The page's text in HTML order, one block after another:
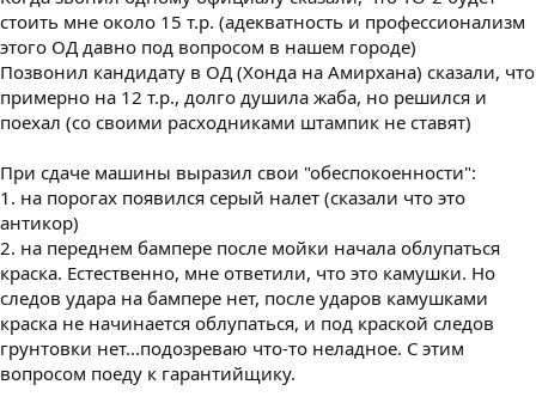
стоить мне около 15 т.р. (адекватность и профессионализм
этого ОД давно под вопросом в нашем городе)
Позвонил кандидату в ОД (Хонда на Амирхана) сказали, что
примерно на 12 т.р., долго душила жаба, но решился и
поехал (со своими расходниками штампик не ставят)
При сдаче машины выразил свои "обеспокоенности":
1. на порогах появился серый налет (сказали что это
антикор)
2. на переднем бампере после мойки начала облупаться
краска. Естественно, мне ответили, что это камушки. Но
следов удара на бампере нет, после ударов камушками
краска не начинается облупаться, и под краской следов
грунтовки нет...подозреваю что-то неладное. С этим
вопросом поеду к гарантийщику.